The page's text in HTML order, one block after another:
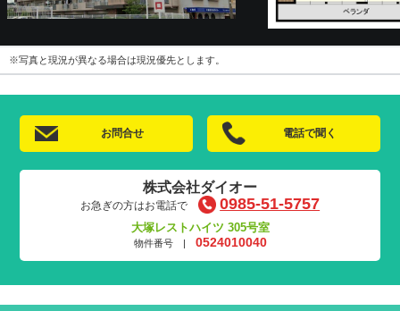
※写真と現況が異なる場合は現況優先とします。
お問合せ 電話で聞く
株式会社ダイオー
お急ぎの方はお電話で 0985-51-5757
大塚レストハイツ 305号室
物件番号 | 0524010040